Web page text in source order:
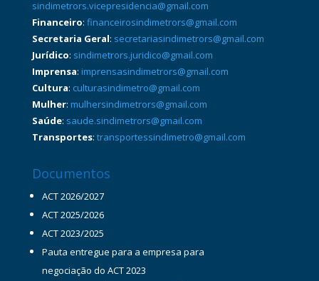
sindimetrors.vicepresidencia@gmail.com
Financeiro: financeirosindimetrors@gmail.com
Secretaria Geral: secretariasindimetrors@gmail.com
Jurídico: sindimetrors.juridico@gmail.com
Imprensa: imprensasindimetrors@gmail.com
Cultura: culturasindimetro@gmail.com
Mulher: mulhersindimetrors@gmail.com
Saúde: saude.sindimetrors@gmail.com
Transportes: transportessindimetro@gmail.com
Documentos
ACT 2026/2027
ACT 2025/2026
ACT 2023/2025
Pauta entregue para a empresa para
negociação do ACT 2023